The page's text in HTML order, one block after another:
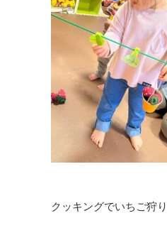
クッキングでいちご狩